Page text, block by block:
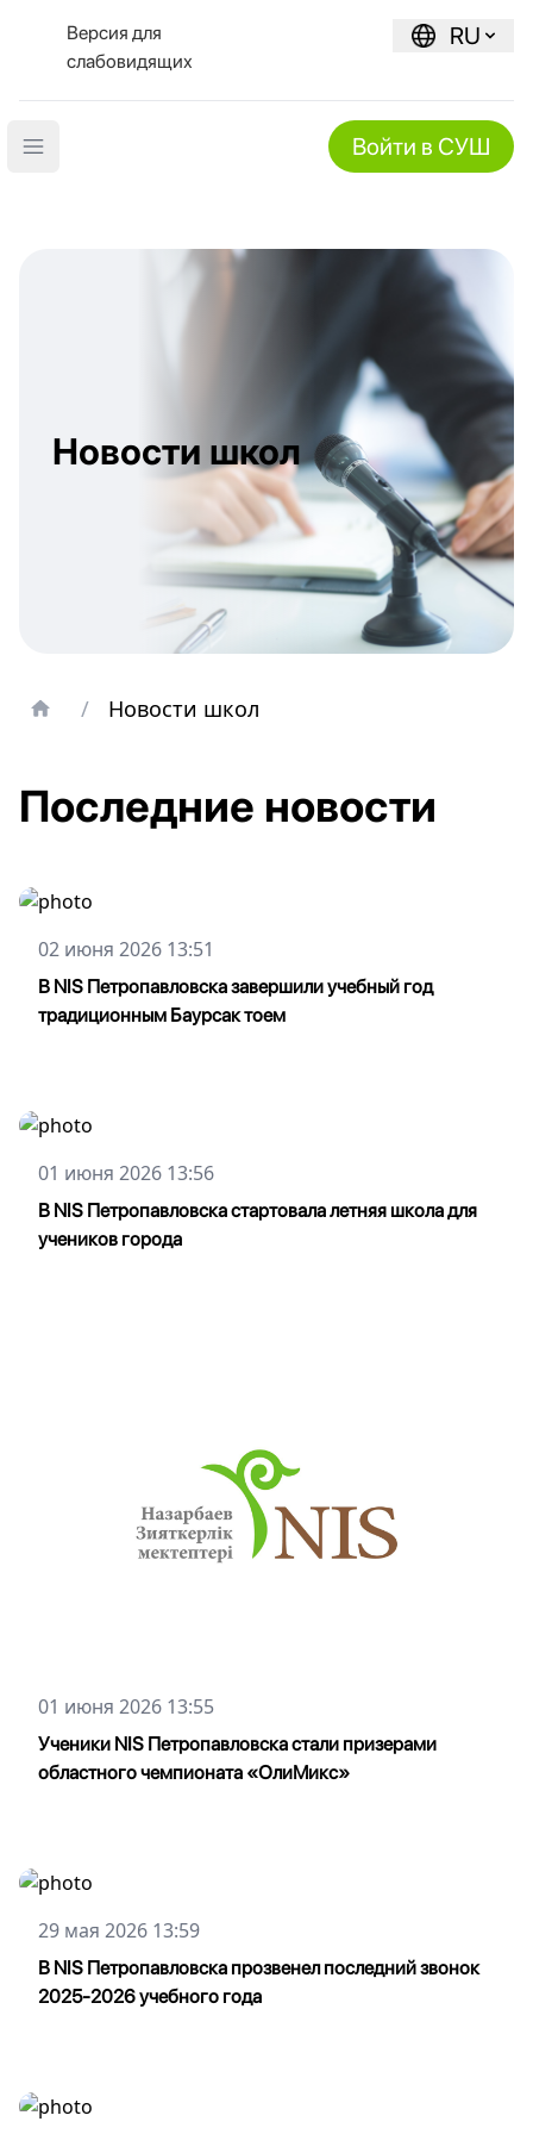
Версия для
слабовидящих
RU
Open main menu Войти в СУШ
Новости школ
/ Новости школ
Последние новости
02 июня 2026 13:51
В NIS Петропавловска завершили учебный год
традиционным Баурсак тоем
01 июня 2026 13:56
В NIS Петропавловска стартовала летняя школа для
учеников города
01 июня 2026 13:55
Ученики NIS Петропавловска стали призерами
областного чемпионата «ОлиМикс»
29 мая 2026 13:59
В NIS Петропавловска прозвенел последний звонок
2025-2026 учебного года